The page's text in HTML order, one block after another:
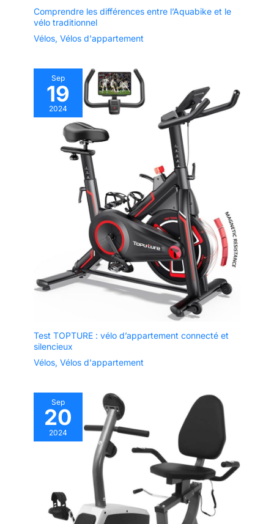
Comprendre les différences entre l’Aquabike et le
vélo traditionnel
Vélos, Vélos d'appartement
Sep
19
2024
Test TOPTURE : vélo d’appartement connecté et
silencieux
Vélos, Vélos d'appartement
Sep
20
2024